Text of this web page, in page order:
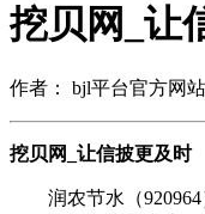
挖贝网_让
作者： bjl平台官方网站
挖贝网_让信披更及时
润农节水（920964